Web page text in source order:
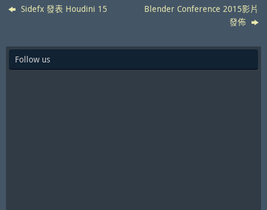
Sidefx 發表 Houdini 15
Blender Conference 2015影片
發佈
Follow us